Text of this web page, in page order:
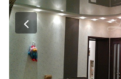
Previous